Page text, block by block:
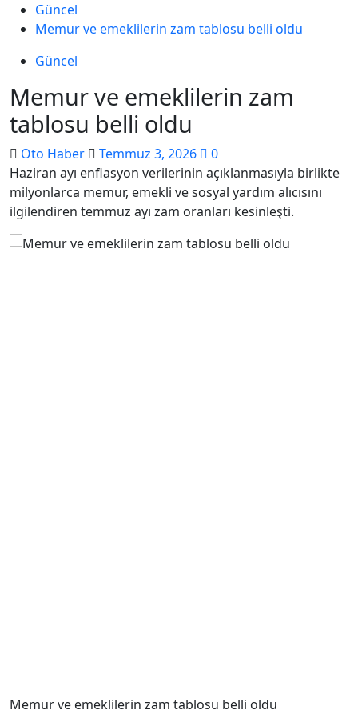
Güncel
Memur ve emeklilerin zam tablosu belli oldu
Güncel
Memur ve emeklilerin zam
tablosu belli oldu
Oto Haber Temmuz 3, 2026
0
Haziran ayı enflasyon verilerinin açıklanmasıyla birlikte
milyonlarca memur, emekli ve sosyal yardım alıcısını
ilgilendiren temmuz ayı zam oranları kesinleşti.
Memur ve emeklilerin zam tablosu belli oldu